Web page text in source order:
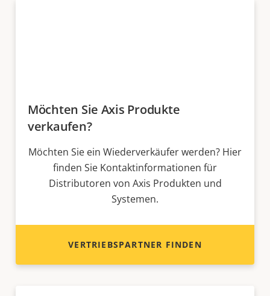
Möchten Sie Axis Produkte
verkaufen?
Möchten Sie ein Wiederverkäufer werden? Hier
finden Sie Kontaktinformationen für
Distributoren von Axis Produkten und
Systemen.
VERTRIEBSPARTNER FINDEN